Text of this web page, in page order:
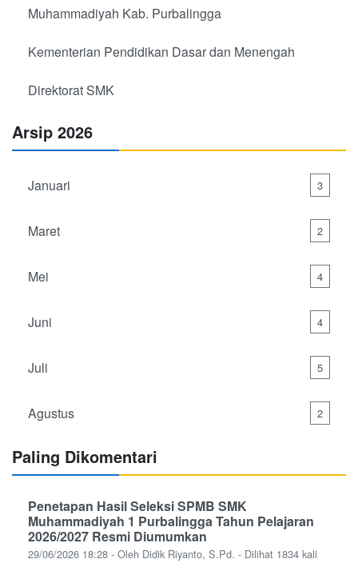
Muhammadiyah Kab. Purbalingga
Kementerian Pendidikan Dasar dan Menengah
Direktorat SMK
Arsip 2026
Januari 3
Maret 2
Mei 4
Juni 4
Juli 5
Agustus 2
Paling Dikomentari
Penetapan Hasil Seleksi SPMB SMK
Muhammadiyah 1 Purbalingga Tahun Pelajaran
2026/2027 Resmi Diumumkan
29/06/2026 18:28 - Oleh Didik Riyanto, S.Pd. - Dilihat 1834 kali